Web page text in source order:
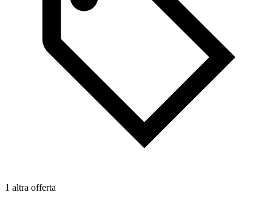
1 altra offerta